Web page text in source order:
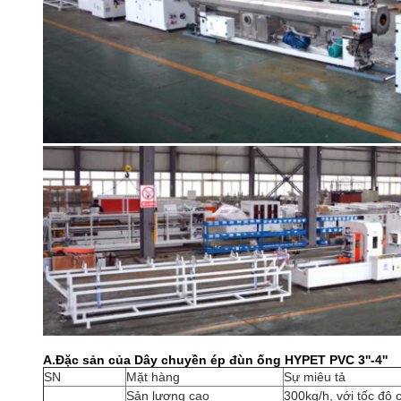
A.Đặc sản của Dây chuyền ép đùn ống HYPET PVC 3''-4''
SN
Mặt hàng
Sự miêu tả
Sản lượng cao
300kg/h, với tốc độ